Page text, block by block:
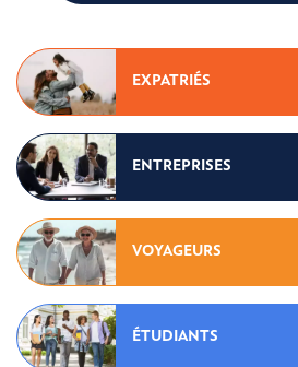
EXPATRIÉS
ENTREPRISES
VOYAGEURS
ÉTUDIANTS